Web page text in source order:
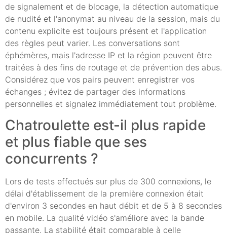
de signalement et de blocage, la détection automatique
de nudité et l'anonymat au niveau de la session, mais du
contenu explicite est toujours présent et l'application
des règles peut varier. Les conversations sont
éphémères, mais l'adresse IP et la région peuvent être
traitées à des fins de routage et de prévention des abus.
Considérez que vos pairs peuvent enregistrer vos
échanges ; évitez de partager des informations
personnelles et signalez immédiatement tout problème.
Chatroulette est-il plus rapide
et plus fiable que ses
concurrents ?
Lors de tests effectués sur plus de 300 connexions, le
délai d'établissement de la première connexion était
d'environ 3 secondes en haut débit et de 5 à 8 secondes
en mobile. La qualité vidéo s'améliore avec la bande
passante. La stabilité était comparable à celle